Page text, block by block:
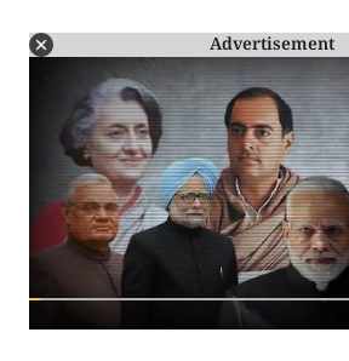
Advertisement